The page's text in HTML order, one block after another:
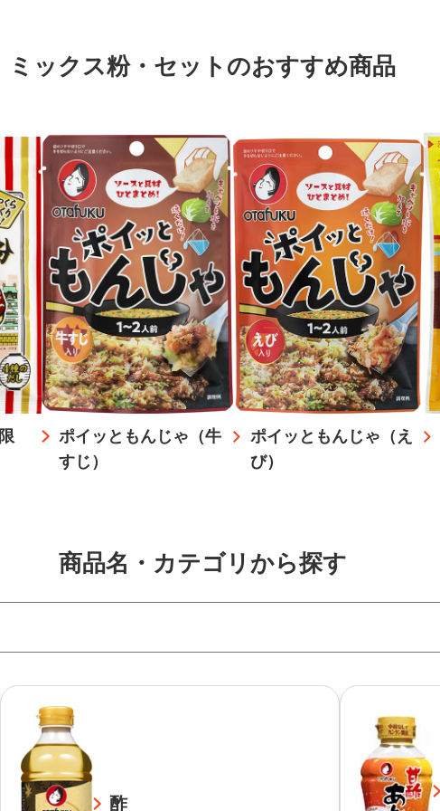
ミックス粉・セットのおすすめ商品
ポイッともんじゃ（牛
すじ）
ポイッともんじゃ（え
び）
商品名・カテゴリから探す
酢